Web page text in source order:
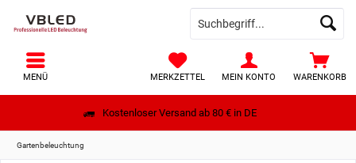
Kostenloser Versand ab 80 € in DE
WARENKORB
MERKZETTEL MEIN KONTO
MENÜ
Gartenbeleuchtung